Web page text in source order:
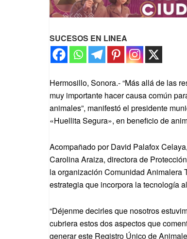
SUCESOS EN LINEA
Hermosillo, Sonora.- “Más allá de las
muy importante hacer causa común
animales”, manifestó el presidente
«Huellita Segura», en beneficio de
Acompañado por David Palafox
Carolina Araiza, directora de
la organización Comunidad Animalera
estrategia que incorpora la tecnología
“Déjenme decirles que nosotros
cubriera estos dos aspectos que
generar este Registro Único de